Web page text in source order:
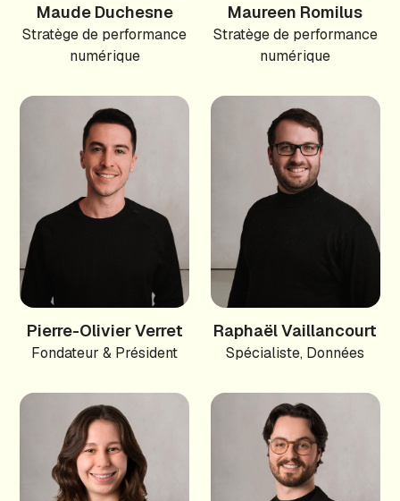
Maude Duchesne
Stratège de performance
numérique
Maureen Romilus
Stratège de performance
numérique
Pierre-Olivier Verret
Fondateur & Président
Raphaël Vaillancourt
Spécialiste, Données